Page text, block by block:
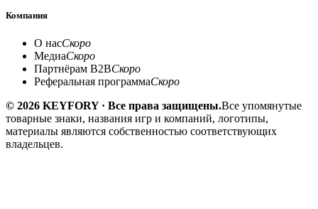
Компания
О насСкоро
МедиаСкоро
Партнёрам B2BСкоро
Реферальная программаСкоро
© 2026 KEYFORY · Все права защищены.Все упомянутые
товарные знаки, названия игр и компаний, логотипы,
материалы являются собственностью соответствующих
владельцев.